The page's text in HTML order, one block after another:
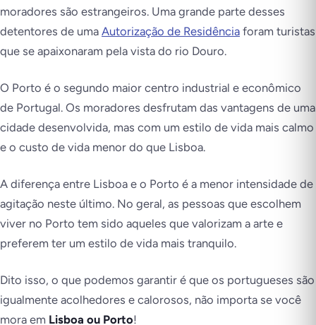
moradores são estrangeiros. Uma grande parte desses
detentores de uma Autorização de Residência foram turistas
que se apaixonaram pela vista do rio Douro.
O Porto é o segundo maior centro industrial e econômico
de Portugal. Os moradores desfrutam das vantagens de uma
cidade desenvolvida, mas com um estilo de vida mais calmo
e o custo de vida menor do que Lisboa.
A diferença entre Lisboa e o Porto é a menor intensidade de
agitação neste último. No geral, as pessoas que escolhem
viver no Porto tem sido aqueles que valorizam a arte e
preferem ter um estilo de vida mais tranquilo.
Dito isso, o que podemos garantir é que os portugueses são
igualmente acolhedores e calorosos, não importa se você
mora em Lisboa ou Porto!